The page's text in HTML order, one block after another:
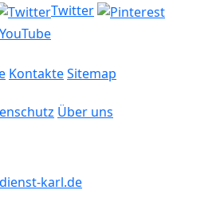
Twitter
YouTube
KontakteSitemap
Über uns
karl.de